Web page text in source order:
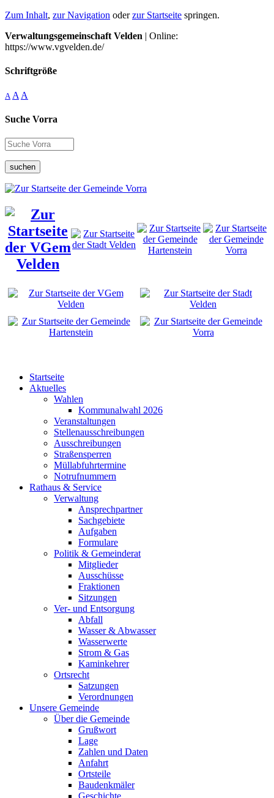
Zum Inhalt, zur Navigation oderzur Startseite springen.
Verwaltungsgemeinschaft Velden | Online:
https://www.vgvelden.de/
Schriftgröße
A A A
Suche Vorra
suchen
Startseite
Aktuelles
Wahlen
Kommunalwahl 2026
Veranstaltungen
Stellenausschreibungen
Ausschreibungen
Straßensperren
Müllabfuhrtermine
Notrufnummern
Rathaus & Service
Verwaltung
Ansprechpartner
Sachgebiete
Aufgaben
Formulare
Politik & Gemeinderat
Mitglieder
Ausschüsse
Fraktionen
Sitzungen
Ver- und Entsorgung
Abfall
Wasser & Abwasser
Wasserwerte
Strom & Gas
Kaminkehrer
Ortsrecht
Satzungen
Verordnungen
Unsere Gemeinde
Über die Gemeinde
Grußwort
Lage
Zahlen und Daten
Anfahrt
Ortsteile
Baudenkmäler
Geschichte